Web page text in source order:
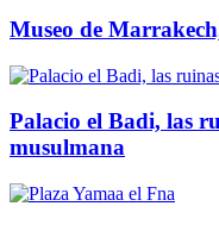
Museo de
Palacio el Badi, las
musulmana